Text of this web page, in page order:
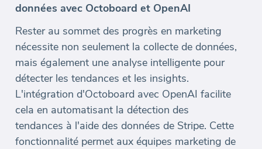
données avec Octoboard et OpenAI
Rester au sommet des progrès en marketing
nécessite non seulement la collecte de données,
mais également une analyse intelligente pour
détecter les tendances et les insights.
L'intégration d'Octoboard avec OpenAI facilite
cela en automatisant la détection des
tendances à l'aide des données de Stripe. Cette
fonctionnalité permet aux équipes marketing de